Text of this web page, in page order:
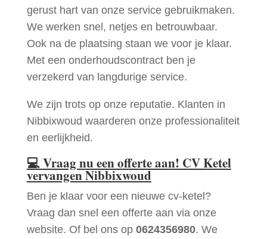
gerust hart van onze service gebruikmaken.
We werken snel, netjes en betrouwbaar.
Ook na de plaatsing staan we voor je klaar.
Met een onderhoudscontract ben je
verzekerd van langdurige service.
We zijn trots op onze reputatie. Klanten in
Nibbixwoud waarderen onze professionaliteit
en eerlijkheid.
💻Vraag nu een offerte aan! CV Ketel
vervangen Nibbixwoud
Ben je klaar voor een nieuwe cv-ketel?
Vraag dan snel een offerte aan via onze
website. Of bel ons op 0624356980. We